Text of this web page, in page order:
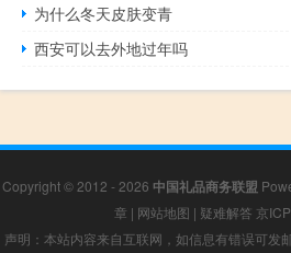
为什么冬天皮肤变青
西安可以去外地过年吗
Copyright © 2012 - 2026 中国礼品商务联盟
章 | 网站地图 | 疑难解答 京
声明：本站内容来自互联网，如信息有错误可发